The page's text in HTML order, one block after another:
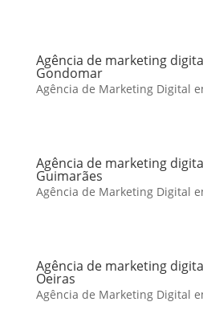
Agência de marketing
Gondomar
Agência de Marketing Digital
Agência de marketing
Guimarães
Agência de Marketing Digital
Agência de marketing
Oeiras
Agência de Marketing Digital